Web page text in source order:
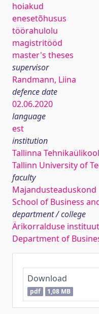
hoiakud
enesetõhusus
töörahulolu
magistritööd
master's theses
supervisor
Randmann, Liina
defence date
02.06.2020
language
est
institution
Tallinna Tehnikaülikool
Tallinn University of
faculty
Majandusteaduskond
School of Business
department / college
Ärikorralduse instituut
Department of
Download
pdf 1,08 MB